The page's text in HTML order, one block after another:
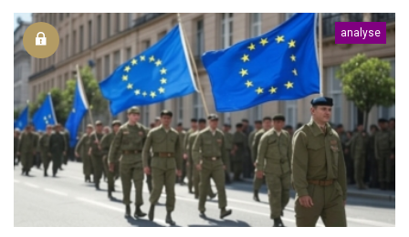
analyse